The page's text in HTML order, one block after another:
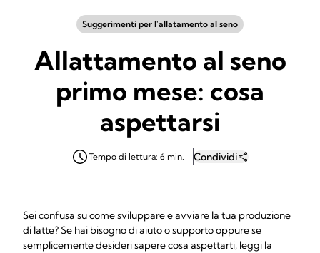
Suggerimenti per l'allatamento al seno
Allattamento al seno
primo mese: cosa
aspettarsi
Tempo di lettura: 6 min. Condividi
Sei confusa su come sviluppare e avviare la tua produzione
di latte? Se hai bisogno di aiuto o supporto oppure se
semplicemente desideri sapere cosa aspettarti, leggi la